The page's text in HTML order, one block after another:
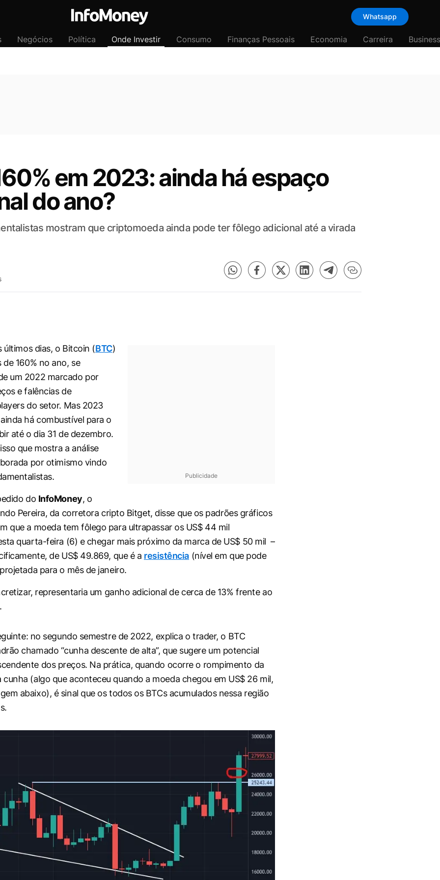
Whatsapp
Negócios Política Onde Investir Consumo Finanças Pessoais Economia Carreira Business
em 2023: ainda há espaço
do ano?
mostram que criptomoeda ainda pode ter fôlego adicional até a virada
Publicidade
últimos dias, o Bitcoin (BTC)
160% no ano, se
um 2022 marcado por
e falências de
do setor. Mas 2023
há combustível para o
até o dia 31 de dezembro.
que mostra a análise
por otimismo vindo
do InfoMoney, o
Pereira, da corretora cripto Bitget, disse que os padrões gráficos
que a moeda tem fôlego para ultrapassar os US$ 44 mil
quarta-feira (6) e chegar mais próximo da marca de US$ 50 mil –
de US$ 49.869, que é a resistência (nível em que pode
para o mês de janeiro.
representaria um ganho adicional de cerca de 13% frente ao
no segundo semestre de 2022, explica o trader, o BTC
chamado “cunha descente de alta”, que sugere um potencial
dos preços. Na prática, quando ocorre o rompimento da
cunha (algo que aconteceu quando a moeda chegou em US$ 26 mil,
abaixo), é sinal que os todos os BTCs acumulados nessa região